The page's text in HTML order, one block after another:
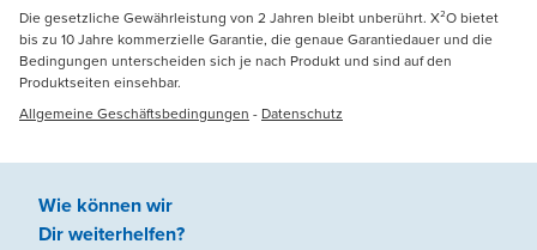
Die gesetzliche Gewährleistung von 2 Jahren bleibt unberührt. X²O bietet
bis zu 10 Jahre kommerzielle Garantie, die genaue Garantiedauer und die
Bedingungen unterscheiden sich je nach Produkt und sind auf den
Produktseiten einsehbar.
Allgemeine Geschäftsbedingungen - Datenschutz
Wie können wir
Dir weiterhelfen?